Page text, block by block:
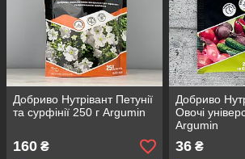
Добриво Нутрівант Петунії
та сурфінії 250 г Argumin
160 ₴
Добриво
Овочі
Argumin
36₴